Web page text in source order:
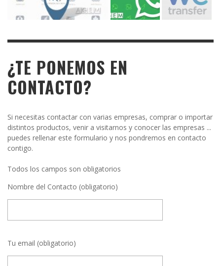
¿TE PONEMOS EN
CONTACTO?
Si necesitas contactar con varias empresas, comprar o importar
distintos productos, venir a visitarnos y conocer las empresas ...
puedes rellenar este formulario y nos pondremos en contacto
contigo.
Todos los campos son obligatorios
Nombre del Contacto (obligatorio)
Tu email (obligatorio)